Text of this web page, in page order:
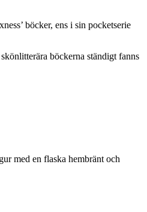
böcker, ens i sin pocketserie
böckerna ständigt fanns
med en flaska hembränt och